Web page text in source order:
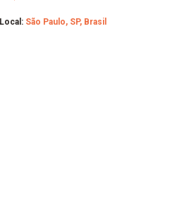
Local: São Paulo, SP, Brasil